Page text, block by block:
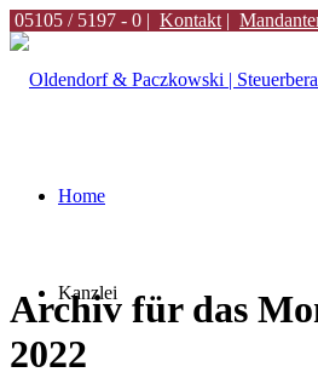
05105 / 5197 - 0 | Kontakt |
Home
Kanzlei
Archiv für das
2022